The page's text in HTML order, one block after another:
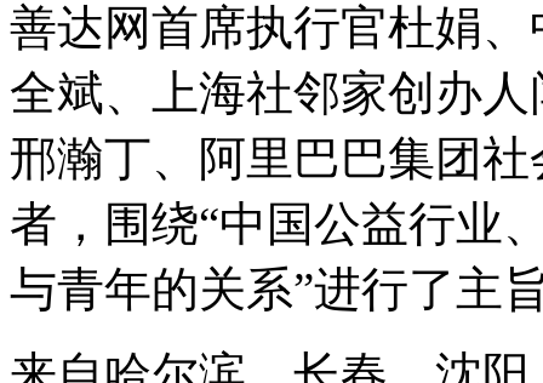
善达网首席执行官杜娟
全斌、上海社邻家创办
邢瀚丁、阿里巴巴集团
者，围绕“中国公益行业
与青年的关系”进行了主